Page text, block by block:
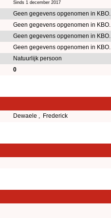
Sinds 1 december 2017
Geen gegevens opgenomen in KBO.
Geen gegevens opgenomen in KBO.
Geen gegevens opgenomen in KBO.
Geen gegevens opgenomen in KBO.
Natuurlijk persoon
0
Dewaele , Frederick